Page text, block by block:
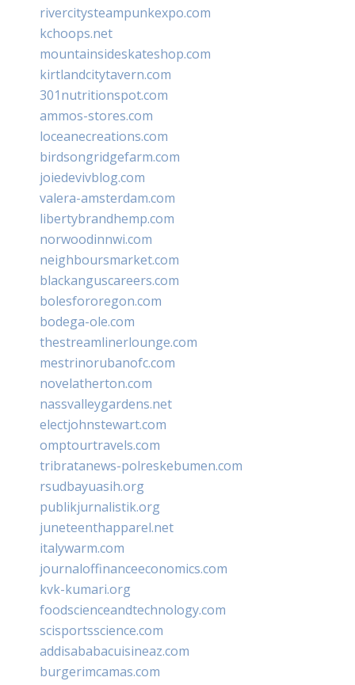
rivercitysteampunkexpo.com
kchoops.net
mountainsideskateshop.com
kirtlandcitytavern.com
301nutritionspot.com
ammos-stores.com
loceanecreations.com
birdsongridgefarm.com
joiedevivblog.com
valera-amsterdam.com
libertybrandhemp.com
norwoodinnwi.com
neighboursmarket.com
blackanguscareers.com
bolesfororegon.com
bodega-ole.com
thestreamlinerlounge.com
mestrinorubanofc.com
novelatherton.com
nassvalleygardens.net
electjohnstewart.com
omptourtravels.com
tribratanews-polreskebumen.com
rsudbayuasih.org
publikjurnalistik.org
juneteenthapparel.net
italywarm.com
journaloffinanceeconomics.com
kvk-kumari.org
foodscienceandtechnology.com
scisportsscience.com
addisababacuisineaz.com
burgerimcamas.com